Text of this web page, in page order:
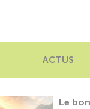
ACTUS
Le